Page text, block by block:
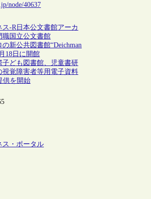
node/40637
ス-R 日本公文書館アーカ
職 国立公文書館
新公共図書館“Deichman
18日に開館
子ども図書館、児童書研
視覚障害者等用電子資料
供を開始
ス・ポータル